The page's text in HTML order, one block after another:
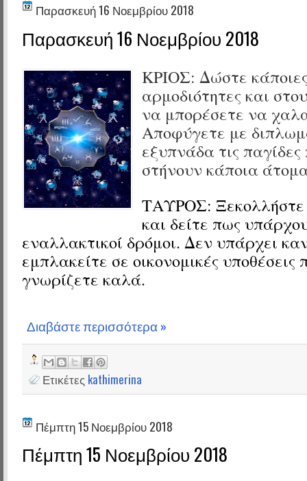
Παρασκευή 16 Νοεμβρίου 2018
Παρασκευή 16 Νοεμβρίου 2018
ΚΡΙΟΣ: Δώστε
αρμοδιότητες και
να μπορέσετε να
Αποφύγετε με
εξυπνάδα τις
στήνουν κάποια
ΤΑΥΡΟΣ:
και δείτε πως
εναλλακτικοί δρόμοι. Δεν υπάρχει
εμπλακείτε σε οικονομικές υποθέσεις
γνωρίζετε καλά.
Διαβάστε περισσότερα »
Ετικέτες kathimerina
Πέμπτη 15 Νοεμβρίου 2018
Πέμπτη 15 Νοεμβρίου 2018